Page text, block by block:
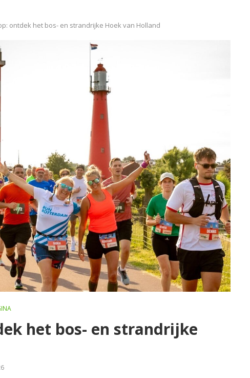
ontdek het bos- en strandrijke Hoek van Holland
het bos- en strandrijke